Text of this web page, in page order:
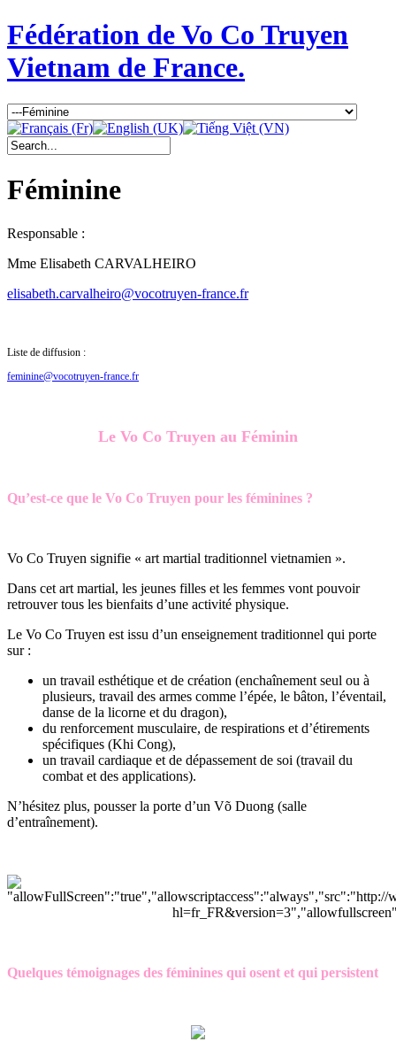
Fédération de Vo Co Truyen
Vietnam de France.
Féminine
Responsable :
Mme Elisabeth CARVALHEIRO
elisabeth.carvalheiro@vocotruyen-france.fr
Liste de diffusion :
feminine@vocotruyen-france.fr
Le Vo Co Truyen au Féminin
Qu’est-ce que le Vo Co Truyen pour les féminines ?
Vo Co Truyen signifie « art martial traditionnel vietnamien ».
Dans cet art martial, les jeunes filles et les femmes vont pouvoir
retrouver tous les bienfaits d’une activité physique.
Le Vo Co Truyen est issu d’un enseignement traditionnel qui porte
sur :
un travail esthétique et de création (enchaînement seul ou à
plusieurs, travail des armes comme l’épée, le bâton, l’éventail,
danse de la licorne et du dragon),
du renforcement musculaire, de respirations et d’étirements
spécifiques (Khi Cong),
un travail cardiaque et de dépassement de soi (travail du
combat et des applications).
N’hésitez plus, pousser la porte d’un Võ Duong (salle
d’entraînement).
Quelques témoignages des féminines qui osent et qui persistent